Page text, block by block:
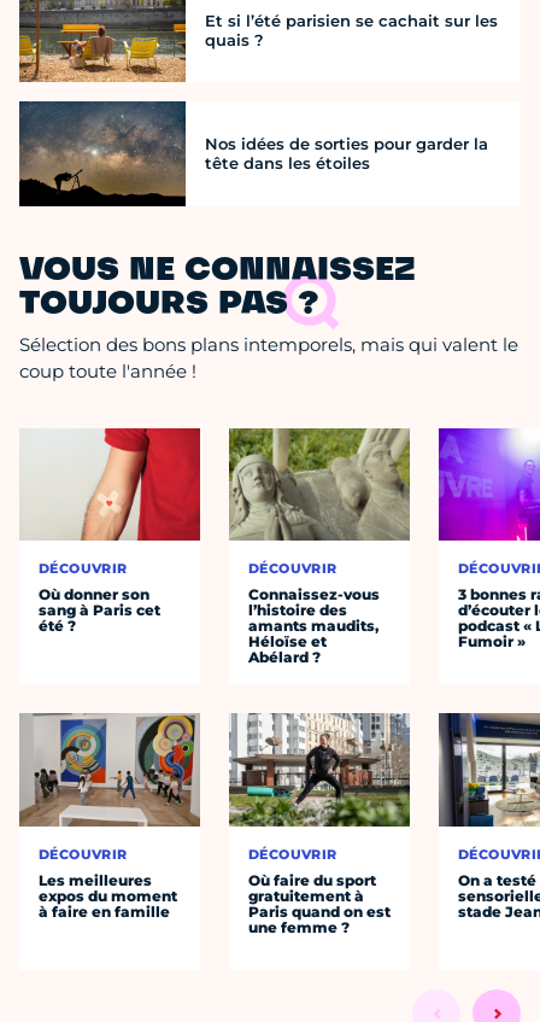
Et si l’été parisien se cachait sur les
quais ?
Nos idées de sorties pour garder la
tête dans les étoiles
VOUS NE CONNAISSEZ
TOUJOURS PAS ?
Sélection des bons plans intemporels, mais qui valent le
coup toute l'année !
DÉCOUVRIR
Où donner son
sang à Paris cet
été ?
DÉCOUVRIR
Les meilleures
expos du moment
à faire en famille
DÉCOUVRIR
Connaissez-vous
l’histoire des
amants maudits,
Héloïse et
Abélard ?
DÉCOUVRIR
Où faire du sport
gratuitement à
Paris quand on est
une femme ?
3 bonnes
d’écouter
podcast «
Fumoir »
On a
stade